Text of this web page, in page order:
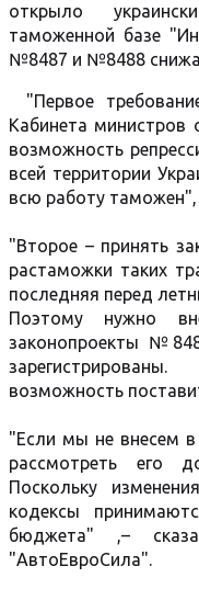
открыло
таможенной базе
№8487 и №8488
"Первое
Кабинета
возможность
всей территории
всю работу
"Второе – принять
растаможки таких
последняя перед
Поэтому нужно
законопроекты
возможность
"Если мы не внесем
рассмотреть его
Поскольку
кодексы
бюджета" ,–
"АвтоЕвроСила".